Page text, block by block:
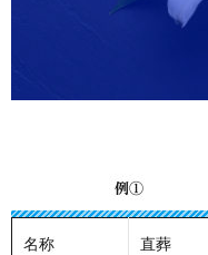
例①
名称 直葬